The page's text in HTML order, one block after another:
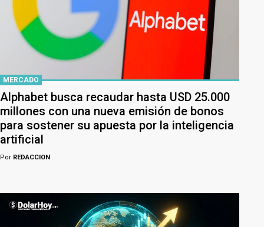
MERCADO
Alphabet busca recaudar hasta USD 25.000
millones con una nueva emisión de bonos
para sostener su apuesta por la inteligencia
artificial
Por REDACCION